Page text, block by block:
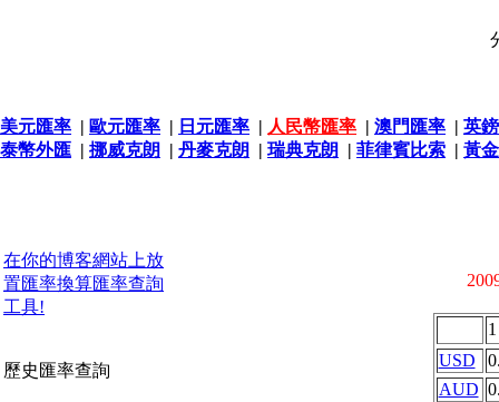
美元匯率 | 歐元匯率 | 日元匯率 | 人民幣匯率 | 澳門匯率 | 英
泰幣外匯 | 挪威克朗 | 丹麥克朗 | 瑞典克朗 | 菲律賓比索 | 黃
在你的博客網站上放
置匯率換算匯率查詢
工具!
歷史匯率查詢
USD
AUD